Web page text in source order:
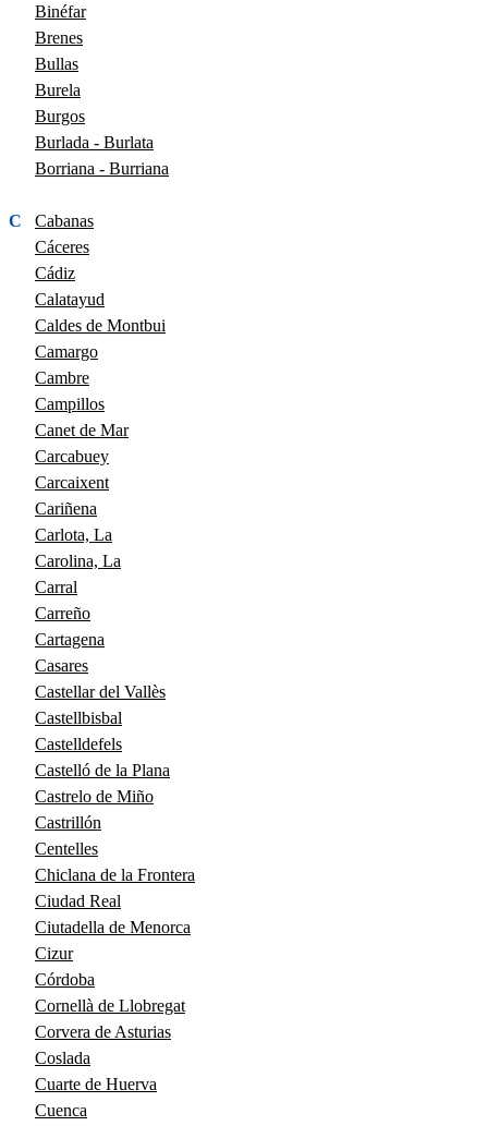
Binéfar
Brenes
Bullas
Burela
Burgos
Burlada - Burlata
Borriana - Burriana
C
Cabanas
Cáceres
Cádiz
Calatayud
Caldes de Montbui
Camargo
Cambre
Campillos
Canet de Mar
Carcabuey
Carcaixent
Cariñena
Carlota, La
Carolina, La
Carral
Carreño
Cartagena
Casares
Castellar del Vallès
Castellbisbal
Castelldefels
Castelló de la Plana
Castrelo de Miño
Castrillón
Centelles
Chiclana de la Frontera
Ciudad Real
Ciutadella de Menorca
Cizur
Córdoba
Cornellà de Llobregat
Corvera de Asturias
Coslada
Cuarte de Huerva
Cuenca